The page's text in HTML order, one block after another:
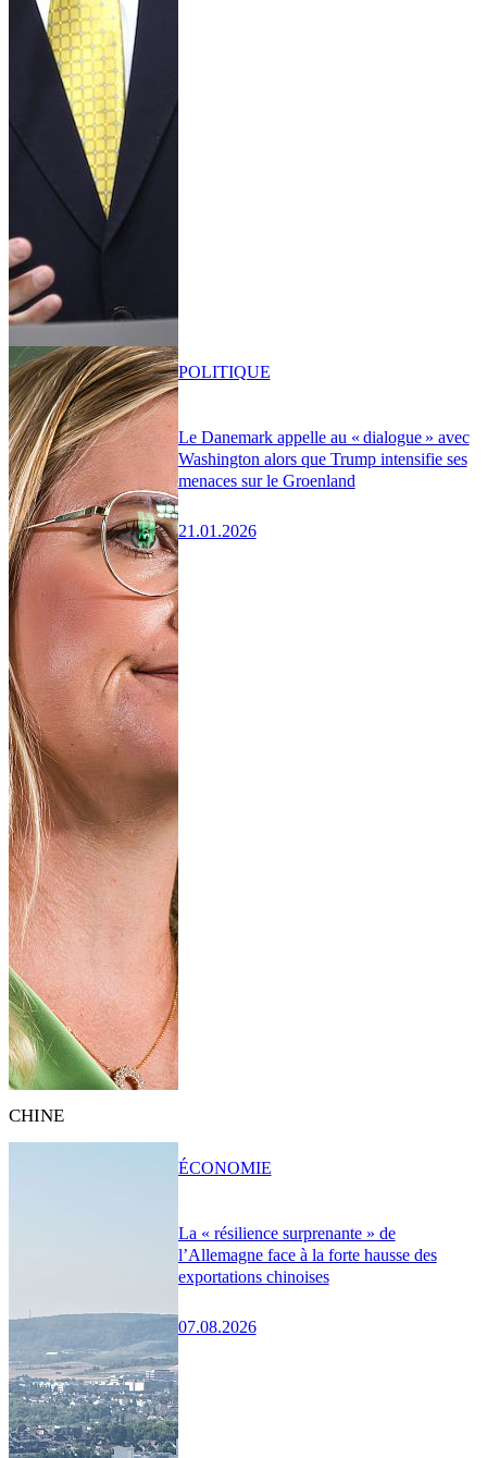
Le Danemark appelle au « dialogue » avec
Washington alors que Trump intensifie ses
menaces sur le Groenland
21.01.2026
POLITIQUE
CHINE
La « résilience surprenante » de
l’Allemagne face à la forte hausse des
exportations chinoises
07.08.2026
ÉCONOMIE